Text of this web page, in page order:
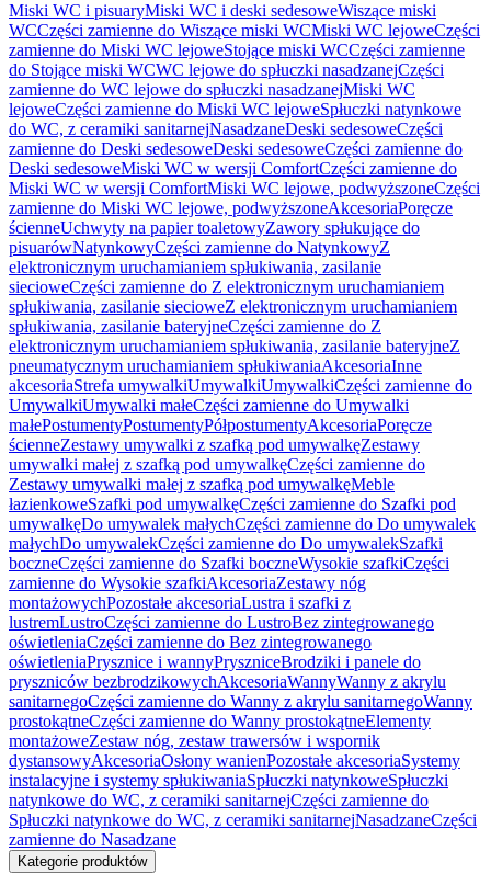
Miski WC i pisuaryMiski WC i deski sedesoweWiszące miski
WCCzęści zamienne do Wiszące miski WCMiski WC lejoweCzęści
zamienne do Miski WC lejoweStojące miski WCCzęści zamienne
do Stojące miski WCWC lejowe do spłuczki nasadzanejCzęści
zamienne do WC lejowe do spłuczki nasadzanejMiski WC
lejoweCzęści zamienne do Miski WC lejoweSpłuczki natynkowe
do WC, z ceramiki sanitarnejNasadzaneDeski sedesoweCzęści
zamienne do Deski sedesoweDeski sedesoweCzęści zamienne do
Deski sedesoweMiski WC w wersji ComfortCzęści zamienne do
Miski WC w wersji ComfortMiski WC lejowe, podwyższoneCzęści
zamienne do Miski WC lejowe, podwyższoneAkcesoriaPoręcze
ścienneUchwyty na papier toaletowyZawory spłukujące do
pisuarówNatynkowyCzęści zamienne do NatynkowyZ
elektronicznym uruchamianiem spłukiwania, zasilanie
siecioweCzęści zamienne do Z elektronicznym uruchamianiem
spłukiwania, zasilanie siecioweZ elektronicznym uruchamianiem
spłukiwania, zasilanie bateryjneCzęści zamienne do Z
elektronicznym uruchamianiem spłukiwania, zasilanie bateryjneZ
pneumatycznym uruchamianiem spłukiwaniaAkcesoriaInne
akcesoriaStrefa umywalkiUmywalkiUmywalkiCzęści zamienne do
UmywalkiUmywalki małeCzęści zamienne do Umywalki
małePostumentyPostumentyPółpostumentyAkcesoriaPoręcze
ścienneZestawy umywalki z szafką pod umywalkęZestawy
umywalki małej z szafką pod umywalkęCzęści zamienne do
Zestawy umywalki małej z szafką pod umywalkęMeble
łazienkoweSzafki pod umywalkęCzęści zamienne do Szafki pod
umywalkęDo umywalek małychCzęści zamienne do Do umywalek
małychDo umywalekCzęści zamienne do Do umywalekSzafki
boczneCzęści zamienne do Szafki boczneWysokie szafkiCzęści
zamienne do Wysokie szafkiAkcesoriaZestawy nóg
montażowychPozostałe akcesoriaLustra i szafki z
lustremLustroCzęści zamienne do LustroBez zintegrowanego
oświetleniaCzęści zamienne do Bez zintegrowanego
oświetleniaPrysznice i wannyPryszniceBrodziki i panele do
pryszniców bezbrodzikowychAkcesoriaWannyWanny z akrylu
sanitarnegoCzęści zamienne do Wanny z akrylu sanitarnegoWanny
prostokątneCzęści zamienne do Wanny prostokątneElementy
montażoweZestaw nóg, zestaw trawersów i wspornik
dystansowyAkcesoriaOsłony wanienPozostałe akcesoriaSystemy
instalacyjne i systemy spłukiwaniaSpłuczki natynkoweSpłuczki
natynkowe do WC, z ceramiki sanitarnejCzęści zamienne do
Spłuczki natynkowe do WC, z ceramiki sanitarnejNasadzaneCzęści
zamienne do Nasadzane
Kategorie produktów